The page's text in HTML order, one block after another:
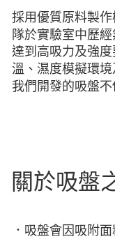
採用優質原料製
隊於實驗室中歷
達到高吸力及強
溫、濕度模擬環
我們開發的吸盤
關於吸盤
．吸盤會因吸附